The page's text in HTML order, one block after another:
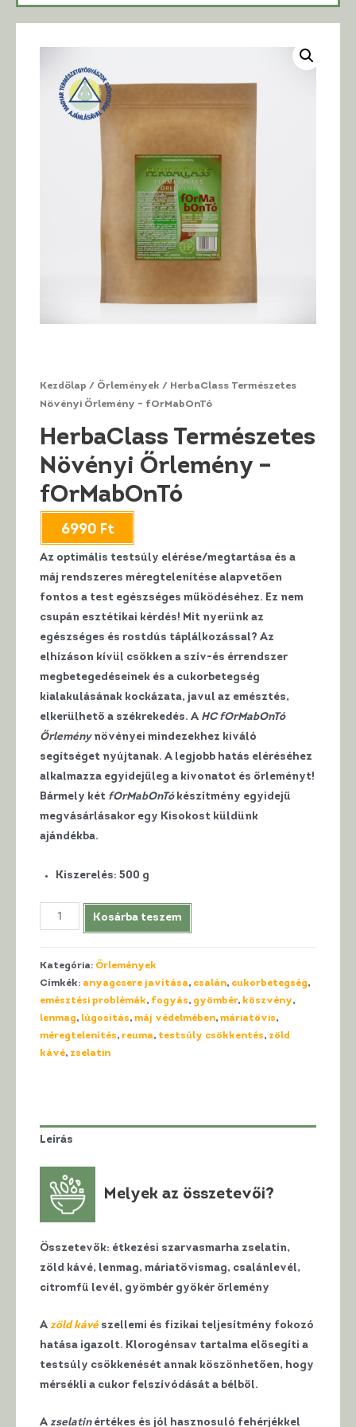
Kezdőlap / Őrlemények / HerbaClass Természetes
Növényi Őrlemény – fOrMabOnTó
HerbaClass Természetes
Növényi Őrlemény –
fOrMabOnTó
6990 Ft
Az optimális testsúly elérése/megtartása és a
máj rendszeres méregtelenítése alapvetően
fontos a test egészséges működéséhez. Ez nem
csupán esztétikai kérdés! Mit nyerünk az
egészséges és rostdús táplálkozással? Az
elhízáson kívül csökken a szív-és érrendszer
megbetegedéseinek és a cukorbetegség
kialakulásának kockázata, javul az emésztés,
elkerülhető a székrekedés. A HC fOrMabOnTó
Őrleménynövényei mindezekhez kiváló
segítséget nyújtanak. A legjobb hatás eléréséhez
alkalmazza egyidejűleg a kivonatot és őrleményt!
Bármely két fOrMabOnTókészítmény egyidejű
megvásárlásakor egy Kisokost küldünk
ajándékba.
Kiszerelés: 500 g
HerbaClass
Természetes
Őrlemény
mennyiség
Kosárba teszem
Kategória: Őrlemények
Címkék: anyagcsere javítása, csalán, cukorbetegség,
emésztési problémák, fogyás, gyömbér, köszvény,
lenmag, lúgosítás, máj védelmében, máriatövis,
méregtelenítés, reuma, testsúly csökkentés, zöld
kávé, zselatin
Leírás
Melyek az összetevői?
Összetevők: étkezési szarvasmarha zselatin,
zöld kávé, lenmag, máriatövismag, csalánlevél,
citromfű levél, gyömbér gyökér őrlemény
A zöld kávé szellemi és fizikai teljesítmény fokozó
hatása igazolt. Klorogénsav tartalma elősegíti a
testsúly csökkenését annak köszönhetően, hogy
mérsékli a cukor felszívódását a bélből.
A zselatinértékes és jól hasznosuló fehérjékkel